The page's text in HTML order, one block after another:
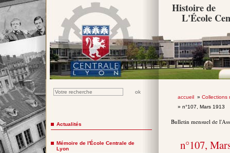
Histoire de
L'École
accueil» Collections
» n°107, Mars 1913
Bulletin mensuel de
n°107,
Actualités
Mémoire de l'École Centrale de
Lyon